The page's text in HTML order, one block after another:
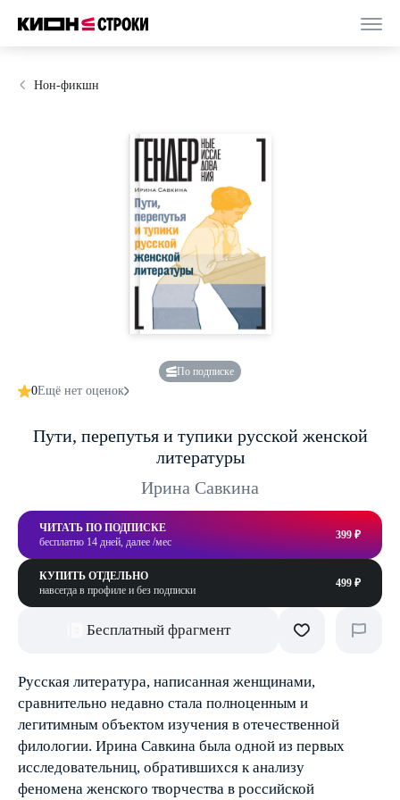
Нон-фикшн
По подписке
0Ещё нет оценок
Пути, перепутья и тупики русской женской
литературы
Ирина Савкина
ЧИТАТЬ ПО ПОДПИСКЕ
бесплатно 14 дней, далее /мес
399 ₽
КУПИТЬ ОТДЕЛЬНО
навсегда в профиле и без подписки
499 ₽
Бесплатный фрагмент
Русская литература, написанная женщинами,
сравнительно недавно стала полноценным и
легитимным объектом изучения в отечественной
филологии. Ирина Савкина была одной из первых
исследовательниц, обратившихся к анализу
феномена женского творчества в российской